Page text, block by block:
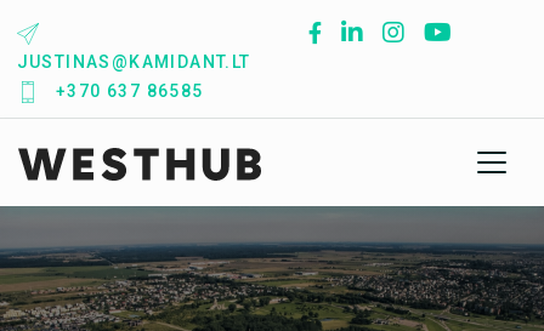
content
JUSTINAS@KAMIDANT.LT
+370 637 86585